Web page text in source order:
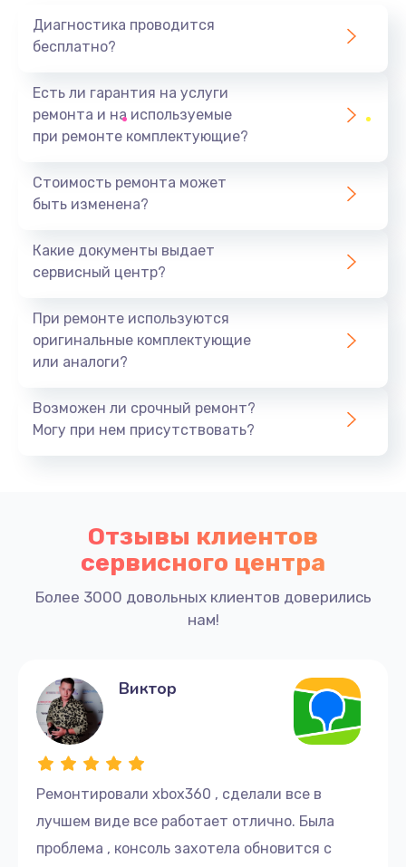
Диагностика проводится
бесплатно?
Есть ли гарантия на услуги
ремонта и на используемые
при ремонте комплектующие?
Стоимость ремонта может
быть изменена?
Какие документы выдает
сервисный центр?
При ремонте используются
оригинальные комплектующие
или аналоги?
Возможен ли срочный ремонт?
Могу при нем присутствовать?
Отзывы клиентов
сервисного центра
Более 3000 довольных клиентов доверились
нам!
Ремонтировали xbox360 , сделали все в
лучшем виде все работает отлично. Была
проблема , консоль захотела обновится с
Виктор